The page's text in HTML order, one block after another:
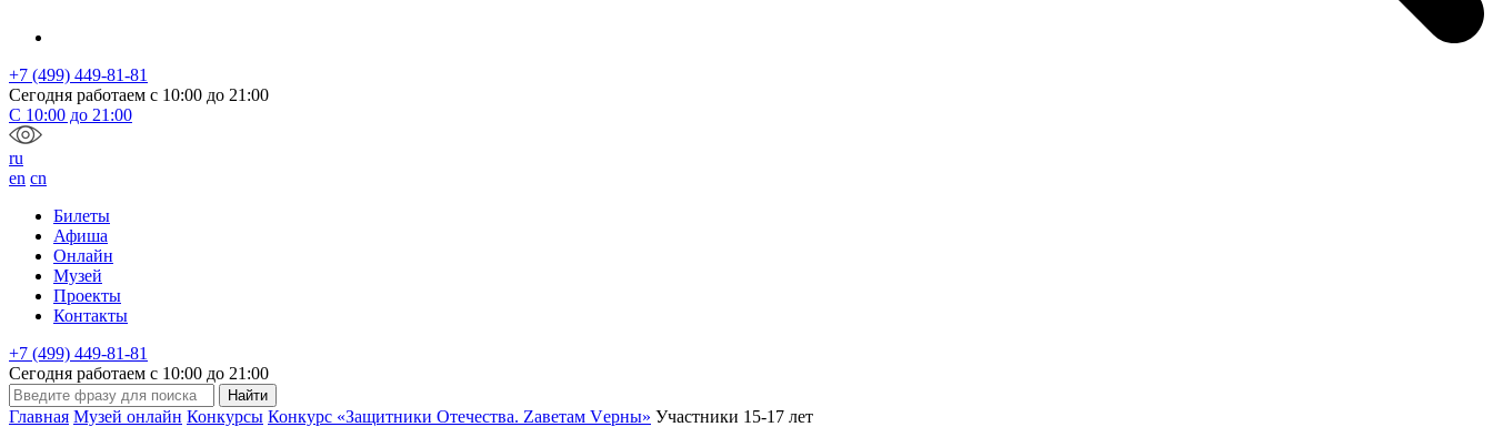
+7 (499) 449-81-81
Сегодня работаем с 10:00 до 21:00
С 10:00 до 21:00
ru
en cn
Билеты
Афиша
Онлайн
Музей
Проекты
Контакты
+7 (499) 449-81-81
Сегодня работаем с 10:00 до 21:00
Главная Музей онлайн Конкурсы Конкурс «Защитники Отечества. Zаветам Vерны» Участники 15-17 лет